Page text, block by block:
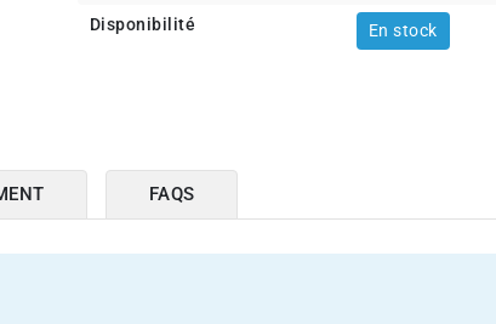
Disponibilité En stock
FAQS